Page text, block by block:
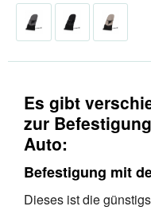
Es gibt
zur
Auto:
Befestigung mit
Dieses ist die